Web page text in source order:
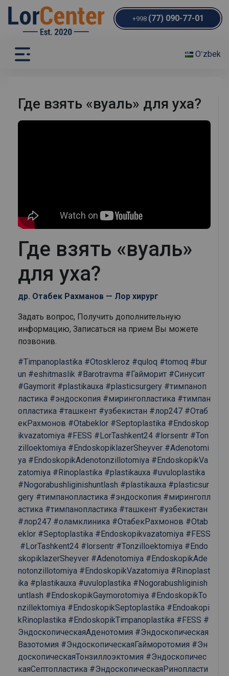
+998 (77) 090-77-01
Oʻzbek
Где взять «вуаль» для уха?
Где взять «вуаль»
для уха?
др. Отабек Рахманов — Лор хирург
Задать вопрос, Получить дополнительную
информацию, Записаться на прием Вы можете
позвонив.
#Timpanoplastika #Otoskleroz #quloq #tomoq #bur
un #eshitmaslik #Barotravma #Гайморит #Синусит
#Gaymorit #plastikauxa #plasticsurgery #тимпаноп
ластика #эндоскопия #мирингопластика #тимпан
опластика #ташкент #узбекистан #лор247 #Отаб
екРахмонов #Otabeklor #Septoplastika #Endoskop
ikvazatomiya #FESS #LorTashkent24 #lorsentr #Ton
zilloektomiya #EndoskopiklazerSheyver #Adenotomi
ya #EndoskopikAdenotonzillotomiya #EndoskopikVa
zatomiya #Rinoplastika #plastikauxa #uvuloplastika
#Nogorabushliginishuntlash #plastikauxa #plasticsur
gery #тимпанопластика #эндоскопия #мирингопл
астика #тимпанопластика #ташкент #узбекистан
#лор247 #оламклиника #ОтабекРахмонов #Otab
eklor #Septoplastika #Endoskopikvazatomiya #FESS
#LorTashkent24 #lorsentr #Tonzilloektomiya #Endo
skopiklazerSheyver #Adenotomiya #EndoskopikAde
notonzillotomiya #EndoskopikVazatomiya #Rinoplast
ika #plastikauxa #uvuloplastika #Nogorabushliginish
untlash #EndoskopikGaymorotomiya #EndoskopikTo
nzillektomiya #EndoskopikSeptoplastika #Endoakopi
kRinoplastika #EndoskopikTimpanoplastika #FESS #
ЭндоскопическаяАденотомия #Эндоскопическая
Вазотомия #ЭндоскопическаяГайморотомия #Эн
доскопическаяТонзиллоэктомия #Эндоскопичес
каяСептопластика #ЭндоскопическаяРинопласти